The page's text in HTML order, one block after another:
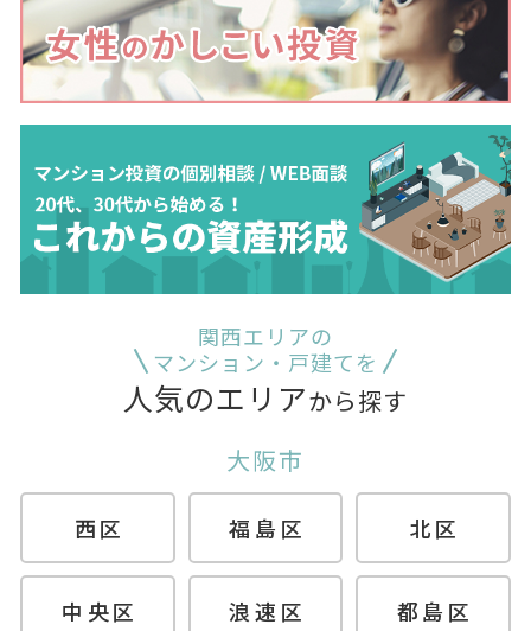
関西エリアの
マンション・戸建てを
人気のエリアから探す
大阪市
西区 福島区 北区
中央区 浪速区 都島区